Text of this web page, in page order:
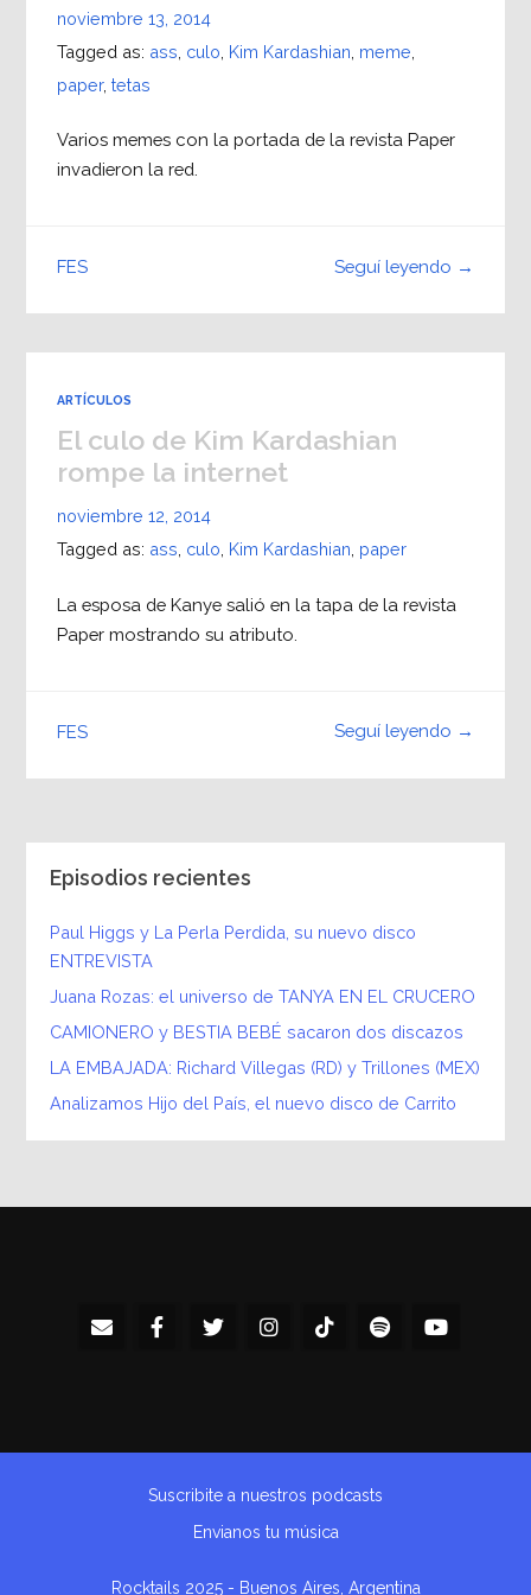
noviembre 13, 2014
Tagged as: ass culo Kim Kardashian meme
paper, tetas
Varios memes con la portada de la revista Paper
invadieron la red.
Seguí leyendo →
FES
ARTÍCULOS
El culo de Kim Kardashian
rompe la internet
noviembre 12, 2014
Tagged as: ass culo Kim Kardashian paper
La esposa de Kanye salió en la tapa de la revista
Paper mostrando su atributo.
Seguí leyendo →
FES
Episodios recientes
Paul Higgs y La Perla Perdida, su nuevo disco
ENTREVISTA
Juana Rozas: el universo de TANYA EN EL CRUCERO
CAMIONERO y BESTIA BEBÉ sacaron dos discazos
LA EMBAJADA: Richard Villegas (RD) y Trillones (MEX)
Analizamos Hijo del País, el nuevo disco de Carrito
Rocktails 2025 - Buenos Aires, Argentina
Suscribite a nuestros podcasts
Envianos tu música